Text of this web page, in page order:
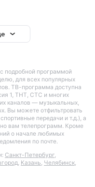
подробной программой
для всех популярных
ТВ-программа доступна
1, ТНТ, СТС и многих
каналов — музыкальных,
Вы можете отфильтровать
передачи и т.д.), а
вам телепрограмм. Кроме
о начале любимых
по почте.
Санкт-Петербург,
, Казань, Челябинск,